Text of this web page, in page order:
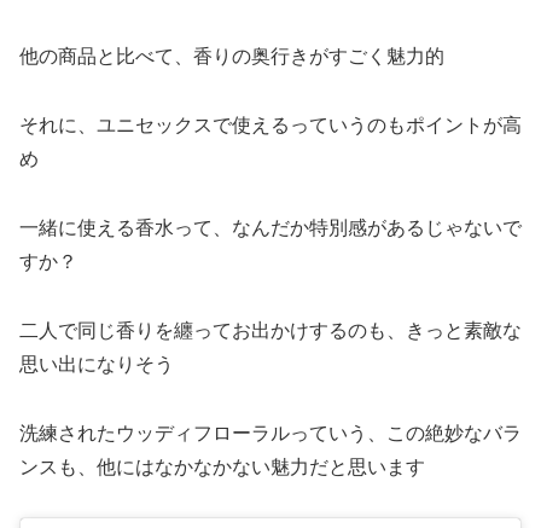
他の商品と比べて、香りの奥行きがすごく魅力的
それに、ユニセックスで使えるっていうのもポイントが高
め
一緒に使える香水って、なんだか特別感があるじゃないで
すか？
二人で同じ香りを纏ってお出かけするのも、きっと素敵な
思い出になりそう
洗練されたウッディフローラルっていう、この絶妙なバラ
ンスも、他にはなかなかない魅力だと思います